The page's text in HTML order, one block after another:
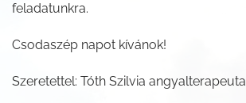
feladatunkra.
Csodaszép napot kívánok!
Szeretettel: Tóth Szilvia angyalterapeuta